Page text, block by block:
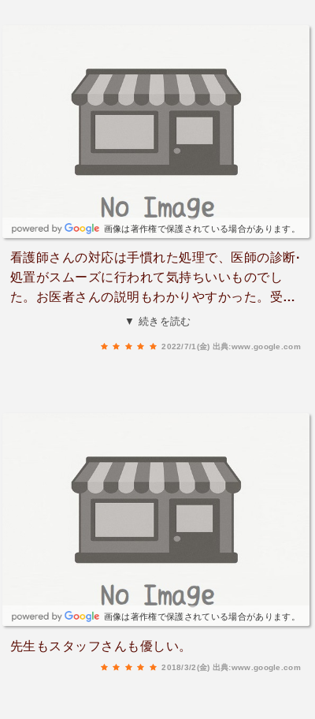
画像は著作権で保護されている場合があります。
看護師さんの対応は手慣れた処理で、医師の診断·
処置がスムーズに行われて気持ちいいものでし
た。お医者さんの説明もわかりやすかった。受付
も良い対応でした。皮膚科は今後ここでお世話に
▼ 続きを読む
2022/7/1(金) 出典:www.google.com
画像は著作権で保護されている場合があります。
先生もスタッフさんも優しい。
2018/3/2(金) 出典:www.google.com